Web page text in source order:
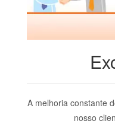
A melhoria constante
nosso